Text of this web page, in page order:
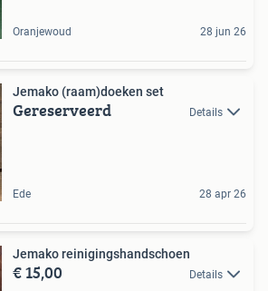
Oranjewoud 28 jun 26
Jemako (raam)doeken set
Gereserveerd Details
Ede 28 apr 26
Jemako reinigingshandschoen
€ 15,00 Details